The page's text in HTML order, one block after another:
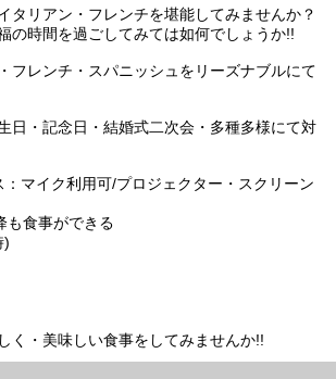
タリアン・フレンチを堪能してみませんか？
の時間を過ごしてみては如何でしょうか!!
フレンチ・スパニッシュをリーズナブルにて
日・記念日・結婚式二次会・多種多様にて対
マイク利用可/プロジェクター・スクリーン
も食事ができる
)
く・美味しい食事をしてみませんか!!